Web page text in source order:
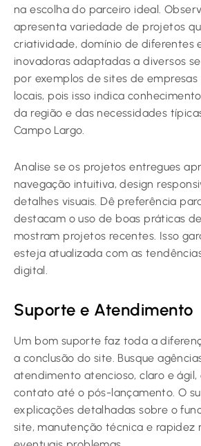
na escolha do parceiro ideal.
apresenta variedade de projetos
criatividade, domínio de diferentes
inovadoras adaptadas a diversos
por exemplos de sites de empresas
locais, pois isso indica
da região e das necessidades
Campo Largo.
Analise se os projetos entregues
navegação intuitiva, design
detalhes visuais. Dê preferência
destacam o uso de boas práticas
mostram projetos recentes. Isso
esteja atualizada com as
digital.
Suporte e Atendimento
Um bom suporte faz toda a
a conclusão do site. Busque
atendimento atencioso, claro e
contato até o pós-lançamento. O
explicações detalhadas sobre o
site, manutenção técnica e rapidez